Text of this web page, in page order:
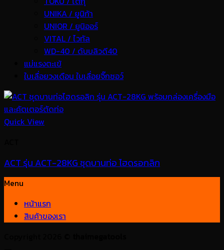
UNIKA / ยูนิก้า
UNIOR / ยูนิออร์
VITAL / ไวทัล
WD-40 / ดับบลิวดี40
แม่แรงตะเข้
ใบเลื่อยวงเดือน ใบเลื่อยจิ๊กซอว์
Quick View
ACT รุ่น ACT-28KG ชุดบานท่อ ไฮดรอกลิก
Menu
หน้าแรก
สินค้าของเรา